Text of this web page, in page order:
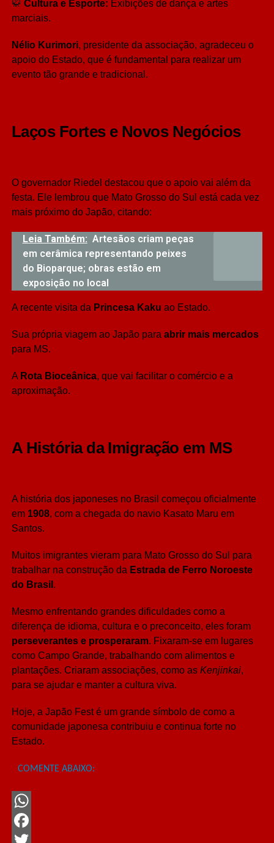
🥋 Cultura e Esporte: Exibições de dança e artes
marciais.
Nélio Kurimori, presidente da associação, agradeceu o
apoio do Estado, que é fundamental para realizar um
evento tão grande e tradicional.
Laços Fortes e Novos Negócios
O governador Riedel destacou que o apoio vai além da
festa. Ele lembrou que Mato Grosso do Sul está cada vez
mais próximo do Japão, citando:
Leia Também: Artesãos criam peças
em cerâmica representando peixes
do Bioparque; obras estão em
exposição no local
A recente visita da Princesa Kaku ao Estado.
Sua própria viagem ao Japão para abrir mais mercados
para MS.
A Rota Bioceânica, que vai facilitar o comércio e a
aproximação.
A História da Imigração em MS
A história dos japoneses no Brasil começou oficialmente
em 1908, com a chegada do navio Kasato Maru em
Santos.
Muitos imigrantes vieram para Mato Grosso do Sul para
trabalhar na construção da Estrada de Ferro Noroeste
do Brasil .
Mesmo enfrentando grandes dificuldades como a
diferença de idioma, cultura e o preconceito, eles foram
perseverantes e prosperaram. Fixaram-se em lugares
como Campo Grande, trabalhando com alimentos e
plantações. Criaram associações, como as Kenjinkai,
para se ajudar e manter a cultura viva.
Hoje, a Japão Fest é um grande símbolo de como a
comunidade japonesa contribuiu e continua forte no
Estado.
COMENTE ABAIXO:
WhatsApp
Facebook